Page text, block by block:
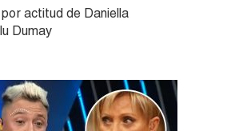
actitud de Daniella
Dumay